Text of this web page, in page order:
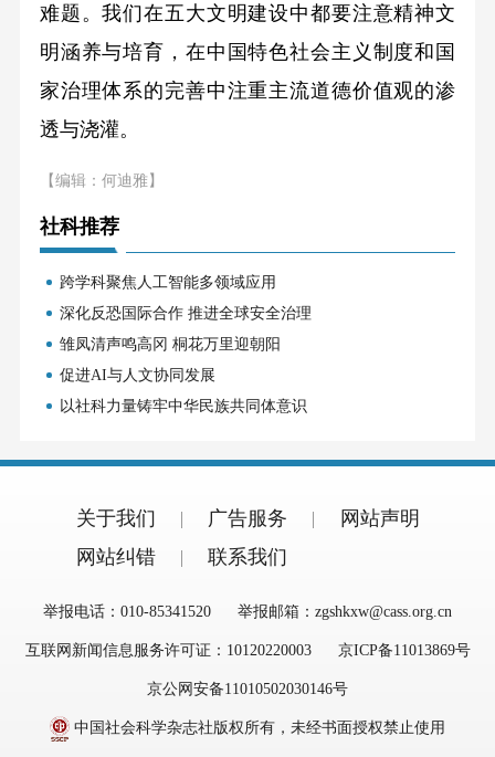
难题。我们在五大文明建设中都要注意精神文
明涵养与培育，在中国特色社会主义制度和国
家治理体系的完善中注重主流道德价值观的渗
透与浇灌。
【编辑：何迪雅】
社科推荐
跨学科聚焦人工智能多领域应用
深化反恐国际合作 推进全球安全治理
雏凤清声鸣高冈 桐花万里迎朝阳
促进AI与人文协同发展
以社科力量铸牢中华民族共同体意识
关于我们 广告服务
网站声明
网站纠错
联系我们
举报电话：010-85341520 举报邮箱：zgshkxw@cass.org.cn
互联网新闻信息服务许可证：10120220003 京ICP备11013869号
京公网安备11010502030146号
中国社会科学杂志社版权所有，未经书面授权禁止使用